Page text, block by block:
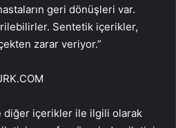
geri dönüşleri var.
Sentetik içerikler,
zarar veriyor.”
diğer içerikler ile ilgili olarak